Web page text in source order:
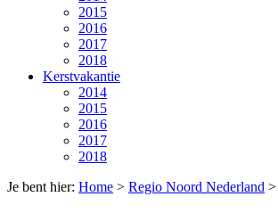
2015
2016
2017
2018
Kerstvakantie
2014
2015
2016
2017
2018
Je bent hier: Home > Regio Noord Nederland >